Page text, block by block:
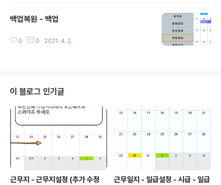
백업복원 - 백업
0 0 2021. 4. 2.
이 블로그 인기글
근무지 - 근무지설정 (추가 수정
근무일지 - 일급설정 - 시급 - 일급